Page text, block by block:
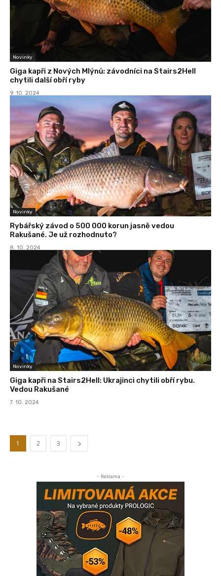
Novinky
Giga kapři z Nových Mlýnů: závodníci na Stairs2Hell
chytili další obří ryby
9. 10. 2024
Novinky
Rybářský závod o 500 000 korun jasně vedou
Rakušané. Je už rozhodnuto?
8. 10. 2024
Novinky
Giga kapři na Stairs2Hell: Ukrajinci chytili obří rybu.
Vedou Rakušané
7. 10. 2024
1 2 3
- Reklama -